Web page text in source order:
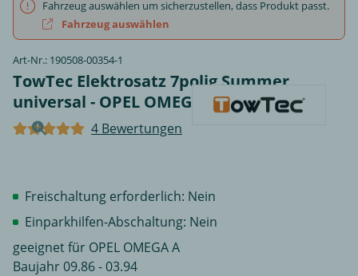
Fahrzeug auswählen um sicherzustellen, dass Produkt passt.
Fahrzeug auswählen
Art-Nr.: 190508-00354-1
TowTec Elektrosatz 7polig Summer
universal - OPEL OMEGA A
4 Bewertungen
Freischaltung erforderlich: Nein
Einparkhilfen-Abschaltung: Nein
geeignet für OPEL OMEGA A
Baujahr 09.86 - 03.94